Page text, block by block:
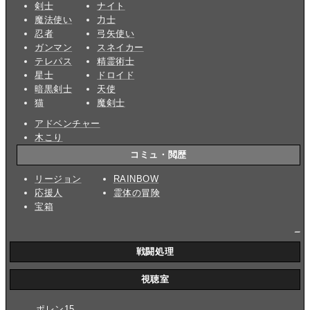
剣士
魔法使い
忍者
ガンマン
テレパス
星士
暗黒剣士
猫
ナイト
力士
弓矢使い
スネイカー
精霊術士
ドロイド
天使
魔剣士
アドベンチャー
木こり
コミュ・閲歴
リージョン
応援人
宝箱
RAINBOW
霊体の冒険
戦闘処理
視聴室